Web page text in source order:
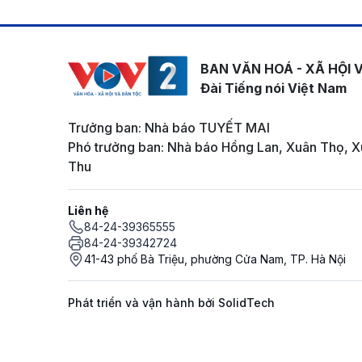
BAN VĂN HOÁ - XÃ HỘI
Đài Tiếng nói Việt Nam
Trưởng ban: Nhà báo TUYẾT MAI
Phó trưởng ban: Nhà báo Hồng Lan, Xuân Thọ,
Thu
Liên hệ
84-24-39365555
84-24-39342724
41-43 phố Bà Triệu, phường Cửa Nam, TP. Hà Nội
Phát triển và vận hành bởi SolidTech